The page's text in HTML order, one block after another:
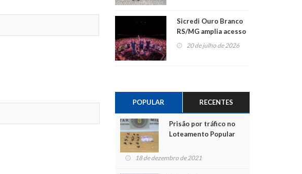
Sicredi Ouro Branco
RS/MG amplia acesso
ao show dos 45 anos
para mais associados
20 de julho de 2026
POPULAR RECENTES
Prisão por tráfico no
Loteamento Popular
18 de dezembro de 2021